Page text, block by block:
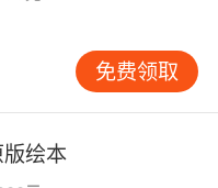
要看老师 英语培训
英语知识水平，这
面对不同孩子的时
学的过程中根据孩
免费领取
绘本